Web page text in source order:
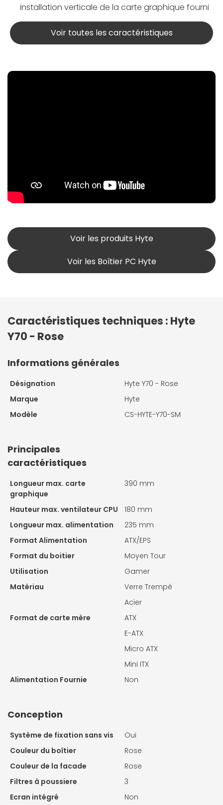
installation verticale de la carte graphique fourni
Voir toutes les caractéristiques
Voir les produits Hyte
Voir les Boîtier PC Hyte
Caractéristiques techniques : Hyte
Y70 - Rose
Informations générales
Désignation
Hyte Y70 - Rose
Marque
Hyte
Modèle
CS-HYTE-Y70-SM
Principales
caractéristiques
Longueur max. carte
graphique
390 mm
Hauteur max. ventilateur CPU
180 mm
Longueur max. alimentation
235 mm
Format Alimentation
ATX/EPS
Format du boitier
Moyen Tour
Utilisation
Gamer
Matériau
Verre Trempé
Acier
Format de carte mère
ATX
E-ATX
Micro ATX
Mini ITX
Alimentation Fournie
Non
Conception
Système de fixation sans vis
Oui
Couleur du boîtier
Rose
Couleur de la facade
Rose
Filtres à poussiere
3
Ecran intégré
Non